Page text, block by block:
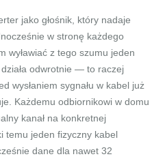
jako głośnik, który nadaje
w stronę każdego
wyławiać z tego szumu jeden
odwrotnie — to raczej
wysłaniem sygnału w kabel już
Każdemu odbiornikowi w domu
kanał na konkretnej
temu jeden fizyczny kabel
dane dla nawet 32